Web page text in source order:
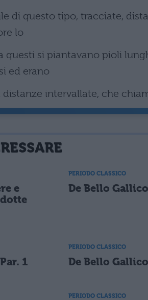
di questo tipo, tracciate,
lo
questi si piantavano pioli
ed erano
intervallate, che
e
PERIODO CLASSICO
De Bello
1
PERIODO CLASSICO
De Bello
PERIODO CLASSICO